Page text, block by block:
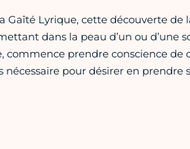
Gaîté Lyrique, cette découverte de
dans la peau d’un ou d’une
prendre conscience de
pour désirer en prendre